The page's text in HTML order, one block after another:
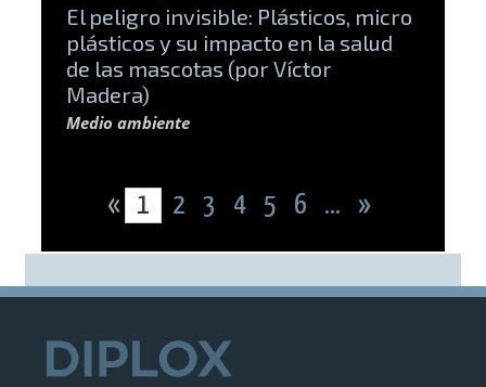
El peligro invisible: Plásticos, micro
plásticos y su impacto en la salud
de las mascotas (por Víctor
Madera)
Medio ambiente
« 1 2 3 4 5 6 ... »